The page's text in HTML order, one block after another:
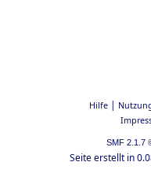
Hilfe|
SMF 2.1.7
Seite erstellt in